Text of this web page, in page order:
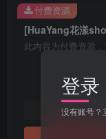
[HuaYang花漾
此内容为付费资源
黄金会员
付费资源
登录
没有账号？